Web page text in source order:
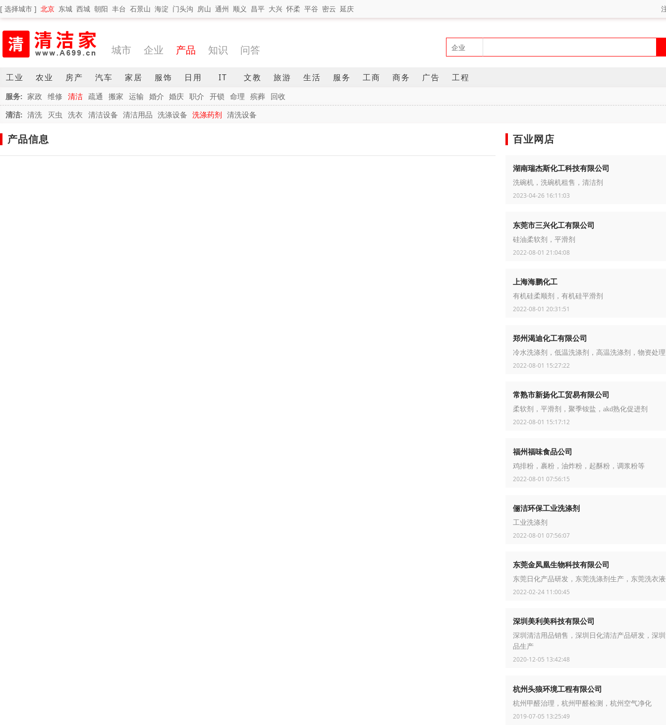
[ 选择城市 ] 北京 东城 西城 朝阳 丰台 石景山 海淀 门头沟 房山 通州 顺义 昌平 大兴 怀柔 平谷 密云 延庆
城市 企业 产品 知识 问答
工业 农业 房产 汽车 家居 服饰 日用 IT 文教 旅游 生活 服务 工商 商务 广告 工程
服务: 家政 维修 清洁 疏通 搬家 运输 婚介 婚庆 职介 开锁 命理 殡葬
回收
清洁: 清洗 灭虫 洗衣 清洁设备 清洁用品 洗涤设备 洗涤药剂 清洗设备
产品信息 百业网店
湖南瑞杰斯化工科技有限公司
洗碗机，洗碗机租售，清洁剂
2023-04-26 16:11:03
东莞市三兴化工有限公司
硅油柔软剂，平滑剂
2022-08-01 21:04:08
上海海鹏化工
有机硅柔顺剂，有机硅平滑剂
2022-08-01 20:31:51
郑州渴迪化工有限公司
冷水洗涤剂，低温洗涤剂，高温洗涤剂，物资处理
2022-08-01 15:27:22
常熟市新扬化工贸易有限公司
柔软剂，平滑剂，聚季铵盐，akd熟化促进剂
2022-08-01 15:17:12
福州福味食品公司
鸡排粉，裹粉，油炸粉，起酥粉，调浆粉等
2022-08-01 07:56:15
俪洁环保工业洗涤剂
工业洗涤剂
2022-08-01 07:56:07
东莞金凤凰生物科技有限公司
东莞日化产品研发，东莞洗涤剂生产，东莞洗衣
2022-02-24 11:00:45
深圳美利美科技有限公司
深圳清洁用品销售，深圳日化清洁产品研发，深
品生产
2020-12-05 13:42:48
杭州头狼环境工程有限公司
杭州甲醛治理，杭州甲醛检测，杭州空气净化
2019-07-05 13:25:49